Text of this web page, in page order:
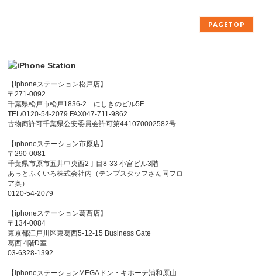
PAGETOP
【iphoneステーション松戸店】
〒271-0092
千葉県松戸市松戸1836-2 にしきのビル5F
TEL/0120-54-2079 FAX047-711-9862
古物商許可千葉県公安委員会許可第441070002582号
【iphoneステーション市原店】
〒290-0081
千葉県市原市五井中央西2丁目8-33 小宮ビル3階
あっとふくいろ株式会社内（テンプスタッフさん同フロ
ア奥）
0120-54-2079
【iphoneステーション葛西店】
〒134-0084
東京都江戸川区東葛西5-12-15 Business Gate
葛西 4階D室
03-6328-1392
【iphoneステーションMEGAドン・キホーテ浦和原山